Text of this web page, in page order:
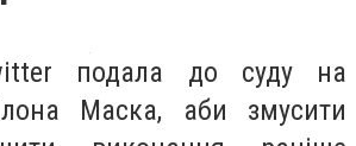
подала до суду на
Маска, аби змусити